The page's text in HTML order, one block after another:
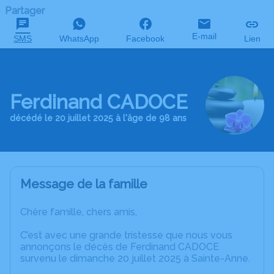
Partager
SMS WhatsApp Facebook E-mail Lien
Ferdinand CADOCE
décédé le 20 juillet 2025 à l'âge de 98 ans
Message de la famille
Chère famille, chers amis,
C’est avec une grande tristesse que nous vous
annonçons le décès de Ferdinand CADOCE
survenu le dimanche 20 juillet 2025 à Sainte-Anne.